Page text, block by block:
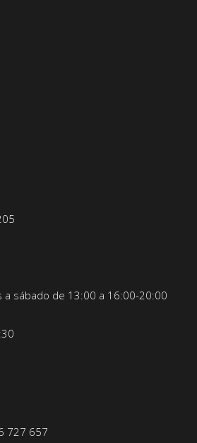
a sábado de 13:00 a 16:00-20:00
727 657